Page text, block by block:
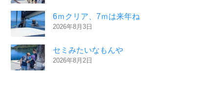
6ｍクリア、7ｍは来年ね
2026年8月3日
セミみたいなもんや
2026年8月2日